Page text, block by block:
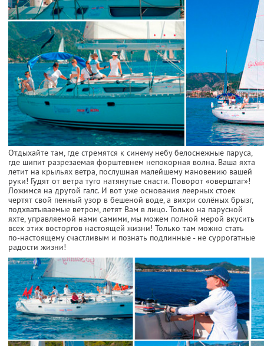
Отдыхайте там, где стремятся к синему небу белоснежные паруса,
где шипит разрезаемая форштевнем непокорная волна. Ваша яхта
летит на крыльях ветра, послушная малейшему мановению вашей
руки! Гудят от ветра туго натянутые снасти. Поворот «оверштаг»!
Ложимся на другой галс. И вот уже основания леерных стоек
чертят свой пенный узор в бешеной воде, а вихри солёных брызг,
подхватываемые ветром, летят Вам в лицо. Только на парусной
яхте, управляемой нами самими, мы можем полной мерой вкусить
всех этих восторгов настоящей жизни! Только там можно стать
по-настоящему счастливым и познать подлинные - не суррогатные
радости жизни!